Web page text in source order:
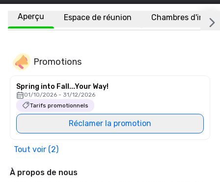
Aperçu Espace de réunion Chambres
Promotions
Spring into Fall...Your Way!
01/10/2026 - 31/12/2026
Tarifs promotionnels
Réclamer la promotion
Tout voir (2)
À propos de nous